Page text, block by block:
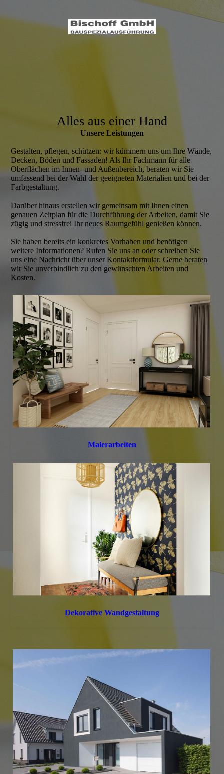
Alles aus einer Hand
Unsere Leistungen
Gestalten, pflegen, schützen: wir kümmern uns um Ihre Wände,
Decken, Böden und Fassaden! Als Ihr Fachmann für alle
Oberflächen im Innen- und Außenbereich, beraten wir Sie
umfassend bei der Wahl der geeigneten Materialien und bei der
Farbgestaltung.
Darüber hinaus erstellen wir gemeinsam mit Ihnen einen
genauen Zeitplan für die Durchführung der Arbeiten, damit Sie
zügig und stressfrei Ihr neues Raumgefühl genießen können.
Sie haben bereits ein konkretes Vorhaben und benötigen
weitere Informationen? Rufen Sie uns an oder schreiben Sie
uns eine Nachricht über unser Kontaktformular. Gerne beraten
wir Sie unverbindlich zu den gewünschten Arbeiten und
Kosten.
Malerarbeiten
Dekorative Wandgestaltung